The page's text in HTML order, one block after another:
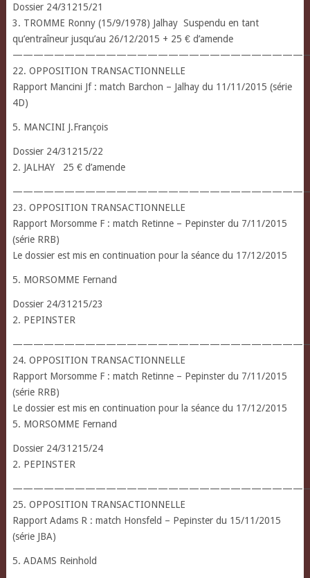
Dossier 24/31215/21
3. TROMME Ronny (15/9/1978) Jalhay Suspendu en tant
qu’entraîneur jusqu’au 26/12/2015 + 25 € d’amende
22. OPPOSITION TRANSACTIONNELLE
Rapport Mancini Jf : match Barchon – Jalhay du 11/11/2015 (série
4D)
5. MANCINI J.François
Dossier 24/31215/22
2. JALHAY 25 € d’amende
23. OPPOSITION TRANSACTIONNELLE
Rapport Morsomme F : match Retinne – Pepinster du 7/11/2015
(série RRB)
Le dossier est mis en continuation pour la séance du 17/12/2015
5. MORSOMME Fernand
Dossier 24/31215/23
2. PEPINSTER
24. OPPOSITION TRANSACTIONNELLE
Rapport Morsomme F : match Retinne – Pepinster du 7/11/2015
(série RRB)
Le dossier est mis en continuation pour la séance du 17/12/2015
5. MORSOMME Fernand
Dossier 24/31215/24
2. PEPINSTER
25. OPPOSITION TRANSACTIONNELLE
Rapport Adams R : match Honsfeld – Pepinster du 15/11/2015
(série JBA)
5. ADAMS Reinhold